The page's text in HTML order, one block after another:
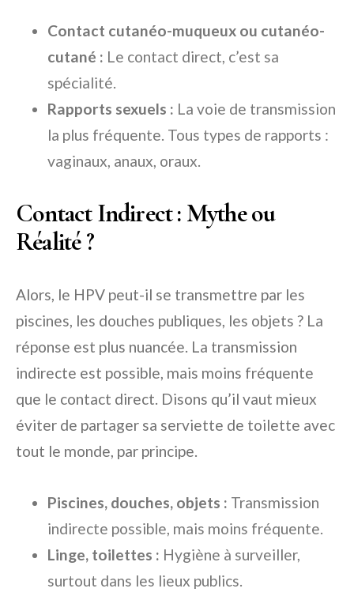
Contact cutanéo-muqueux ou cutanéo-
cutané : Le contact direct, c’est sa
spécialité.
Rapports sexuels : La voie de transmission
la plus fréquente. Tous types de rapports :
vaginaux, anaux, oraux.
Contact Indirect : Mythe ou
Réalité ?
Alors, le HPV peut-il se transmettre par les
piscines, les douches publiques, les objets ? La
réponse est plus nuancée. La transmission
indirecte est possible, mais moins fréquente
que le contact direct. Disons qu’il vaut mieux
éviter de partager sa serviette de toilette avec
tout le monde, par principe.
Piscines, douches, objets : Transmission
indirecte possible, mais moins fréquente.
Linge, toilettes : Hygiène à surveiller,
surtout dans les lieux publics.